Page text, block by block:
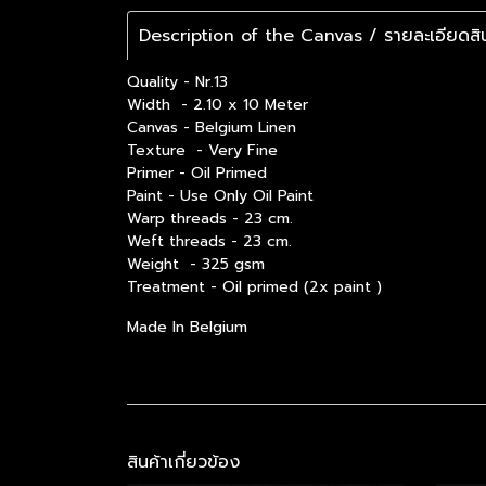
Description of the Canvas / รายละเอียดสิ
Quality - Nr.13
Width - 2.10 x 10 Meter
Canvas - Belgium Linen
Texture - Very Fine
Primer - Oil Primed
Paint - Use Only Oil Paint
Warp threads - 23 cm.
Weft threads - 23 cm.
Weight - 325 gsm
Treatment - Oil primed (2x paint )
Made In Belgium
สินค้าเกี่ยวข้อง